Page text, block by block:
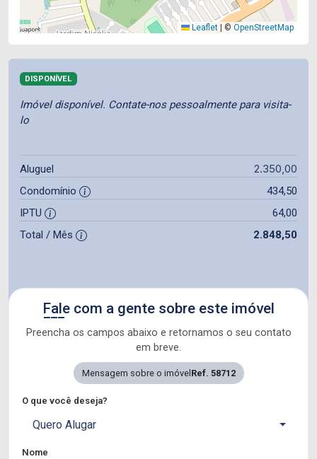
Leaflet ©OpenStreetMap
DISPONÍVEL
Imóvel disponível. Contate-nos pessoalmente para visita-
lo
Aluguel 2.350,00
Condomínio
434,50
IPTU
64,00
Total / Mês
2.848,50
Fale com a gente sobre este imóvel
Preencha os campos abaixo e retornamos o seu contato
em breve.
Mensagem sobre o imóvel Ref. 58712
O que você deseja?
Quero Alugar
Nome